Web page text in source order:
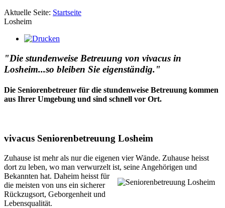
Aktuelle Seite: Startseite
Losheim
"Die stundenweise Betreuung von vivacus in
Losheim...so bleiben Sie eigenständig."
Die Seniorenbetreuer für die stundenweise Betreuung kommen
aus Ihrer Umgebung und sind schnell vor Ort.
vivacus Seniorenbetreuung Losheim
Zuhause ist mehr als nur die eigenen vier Wände. Zuhause heisst
dort zu leben, wo man verwurzelt ist, seine Angehörigen und
Bekannten hat. Daheim heisst für
die meisten von uns ein sicherer
Rückzugsort, Geborgenheit und
Lebensqualität.